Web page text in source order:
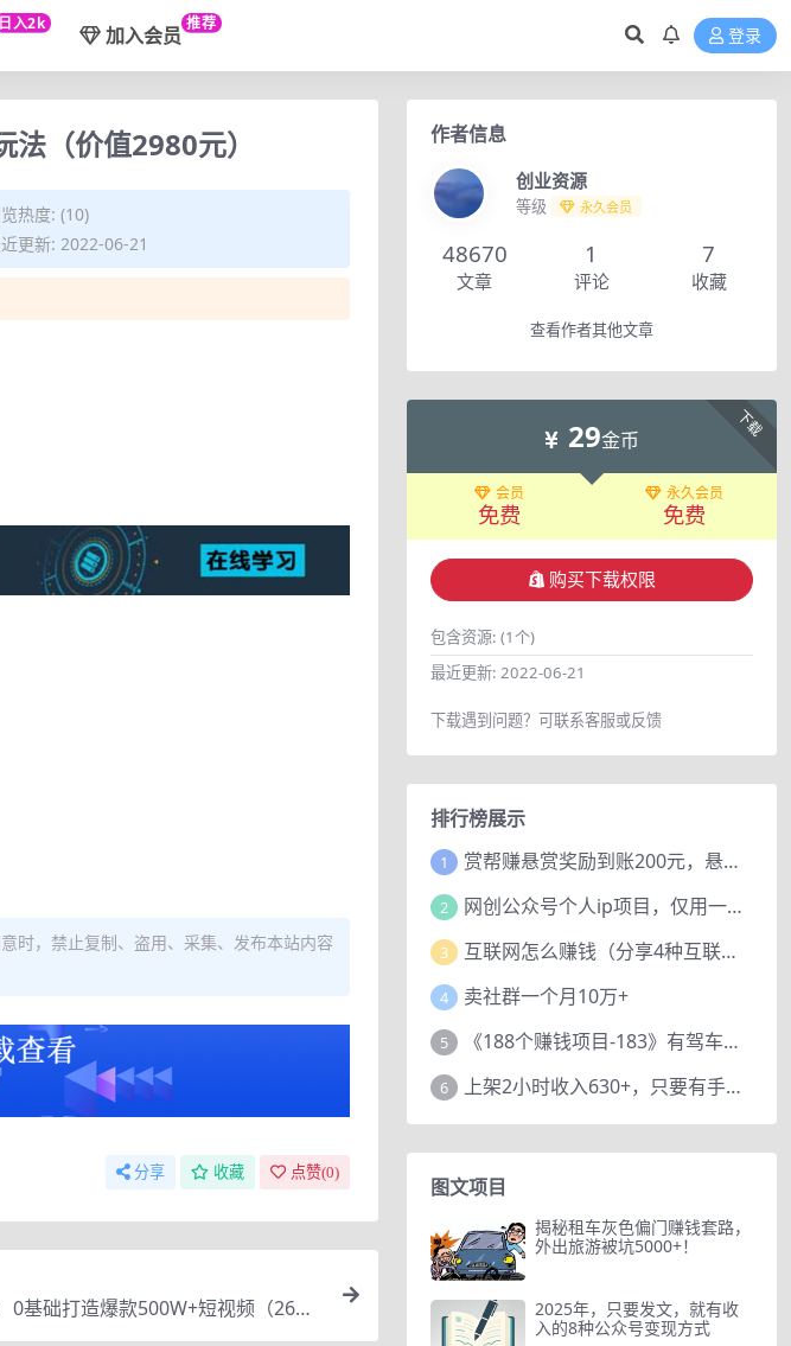
日入2k 加入会员 推荐
登录
（价值2980元）
热度: (10)
更新: 2022-06-21
时，禁止复制、盗用、采集、发布本站内容
分享 收藏 点赞(0)
0基础打造爆款500W+短视频（26节
作者信息
创业资源
等级 永久会员
48670
文章
1
评论
7
收藏
查看作者其他文章
下载
29金币
会员
免费
永久会员
免费
购买下载权限
包含资源: (1个)
最近更新: 2022-06-21
下载遇到问题？可联系客服或反馈
排行榜展示
1 赏帮赚悬赏奖励到账200元，悬赏任务多劳多得，人人可做。
2 网创公众号个人ip项目，仅用一篇文章做到全网引流！
3 互联网怎么赚钱（分享4种互联网赚钱模式）
4 卖社群一个月10万+
5 《188个赚钱项目-183》有驾车评项目，动动小手，复制粘贴赚44元！
6 上架2小时收入630+，只要有手就能做的AI搞钱项目，奶奶看完都能学会!
图文项目
揭秘租车灰色偏门赚钱套路，
外出旅游被坑5000+！
2025年，只要发文，就有收
入的8种公众号变现方式